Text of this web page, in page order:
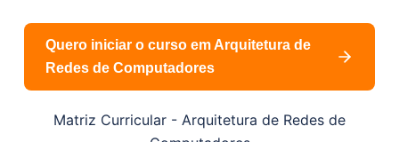
Quero iniciar o curso emArquitetura de
Redes de Computadores
Matriz Curricular - Arquitetura de Redes de